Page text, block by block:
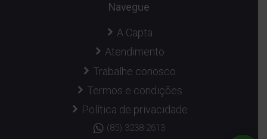
Navegue
A Capta
Atendimento
Trabalhe conosco
Termos e condições
Política de privacidade
(85) 3238-2613